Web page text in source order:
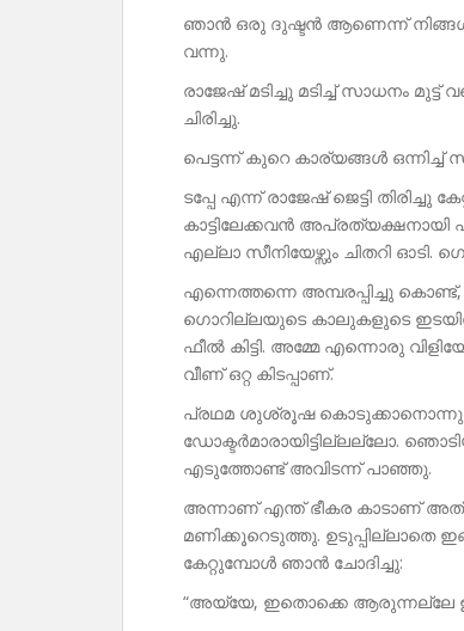
ഞാൻ ഒരു ദുഷ്ടൻ ആണെന്ന് നിങ്ങൾ
വന്നു.
രാജേഷ് മടിച്ചു മടിച്ച് സാധനം മുട്ട്
ചിരിച്ചു.
പെട്ടന്ന് കുറെ കാര്യങ്ങൾ ഒന്നിച്ച്
ടപ്പേ എന്ന് രാജേഷ് ജെട്ടി തിരിച്ചു
കാട്ടിലേക്കവൻ
എല്ലാ സീനിയേഴ്സും ചിതറി
എന്നെത്തന്നെ അമ്പരപ്പിച്ചു കൊണ്ട്,
ഗൊറില്ലയുടെ കാലുകളുടെ
ഫീൽ കിട്ടി. അമ്മേ എന്നൊരു
വീണ് ഒറ്റ കിടപ്പാണ്.
പ്രഥമ ശുശ്രൂഷ
ഡോക്ടർമാരായിട്ടില്ലല്ലോ.
എടുത്തോണ്ട് അവിടന്ന് പാഞ്ഞു.
അന്നാണ് എന്ത് ഭീകര കാടാണ് അത്
മണിക്കൂറെടുത്തു. ഉടുപ്പില്ലാതെ
കേറ്റുമ്പോൾ ഞാൻ ചോദിച്ചു:
“അയ്യേ, ഇതൊക്കെ ആരുന്നല്ലേ